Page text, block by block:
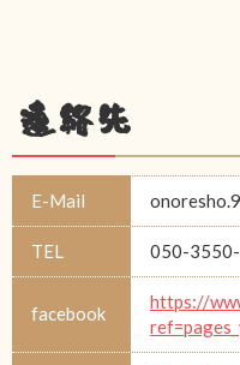
連絡先
E-Mail
TEL 050-
facebook
https://